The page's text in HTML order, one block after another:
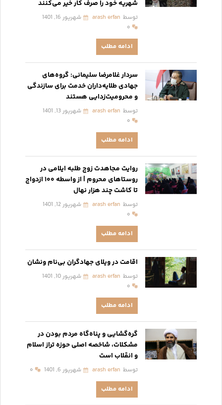
شهریه خود را صرف کار خیر می‌کنند
توسط arash erfan
شهریور 16, 1401
۰
ادامه مطلب
سردار غلامرضا سلیمانی: گروه‌های
جهادی طلایه‌داران خدمت برای سازندگی
و محرومیت‌زدایی هستند
توسط arash erfan
شهریور 13, 1401
۰
ادامه مطلب
روایت مجاهدت زوج طلبه ایلامی در
روستاهای محروم | از واسطه ۱۰۰ ازدواج
تا کاشت چند هزار نهال
توسط arash erfan
شهریور 12, 1401
۰
ادامه مطلب
اقامت در ویلای جهادگران بی‌نام ونشان
توسط arash erfan
شهریور 10, 1401
۰
ادامه مطلب
گره‌گشایی و پناه‌گاه مردم بودن در
مشکلات، شاخصه اصلی حوزه تراز اسلام
و انقلاب است
توسط arash erfan شهریور 6, 1401 ۰
ادامه مطلب